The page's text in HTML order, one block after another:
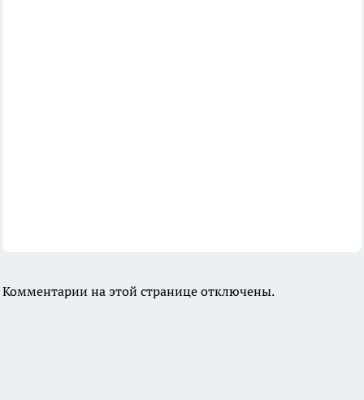
Комментарии на этой странице отключены.